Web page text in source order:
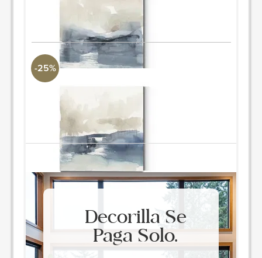
40" Al x 40" An x 1" Prof
PIDE Y AHORRA
-25%
Arte International
" Fog On The Horizon IV "
40" Al x 40" An x 1" Prof
Decorilla Se
Paga Solo.